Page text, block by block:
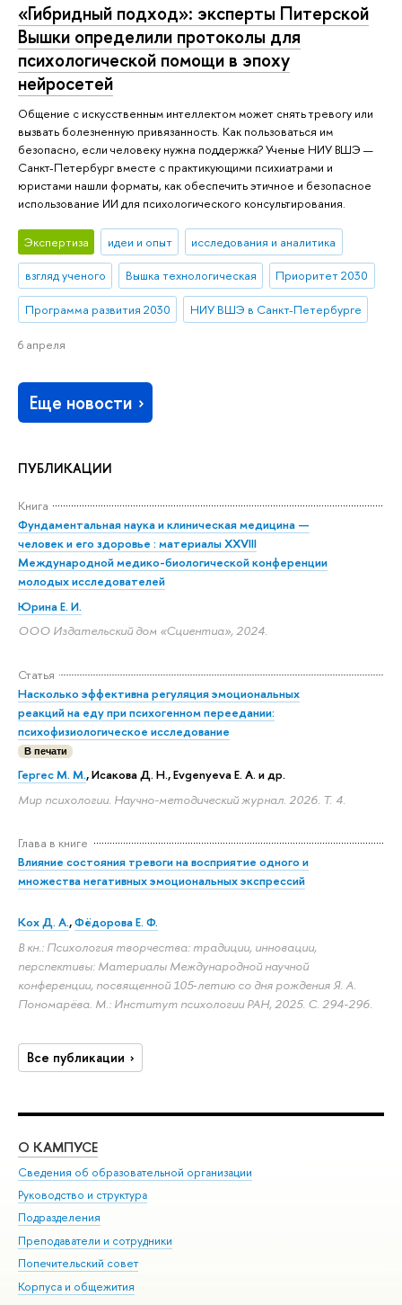
ПУБЛИКАЦИИ
Книга
Фундаментальная наука и клиническая медицина —
человек и его здоровье : материалы XXVIII
Международной медико-биологической конференции
молодых исследователей
Юрина Е. И.
ООО Издательский дом «Сциентиа», 2024.
Статья
Насколько эффективна регуляция эмоциональных
реакций на еду при психогенном переедании:
психофизиологическое исследование
В печати
Гергес М. М., Исакова Д. Н., Evgenyeva E. A. и др.
Мир психологии. Научно-методический журнал. 2026. Т. 4.
Глава в книге
Влияние состояния тревоги на восприятие одного и
множества негативных эмоциональных экспрессий
Кох Д. А.,Фёдорова Е. Ф.
В кн.: Психология творчества: традиции, инновации,
перспективы: Материалы Международной научной
конференции, посвященной 105‑летию со дня рождения Я. А.
Пономарёва. М.: Институт психологии РАН, 2025. С. 294-296.
Все публикации
«Гибридный подход»: эксперты Питерской
Вышки определили протоколы для
психологической помощи в эпоху
нейросетей
Общение с искусственным интеллектом может снять тревогу или
вызвать болезненную привязанность. Как пользоваться им
безопасно, если человеку нужна поддержка? Ученые НИУ ВШЭ —
Санкт-Петербург вместе с практикующими психиатрами и
юристами нашли форматы, как обеспечить этичное и безопасное
использование ИИ для психологического консультирования.
Экспертиза идеи и опыт исследования и аналитика
взгляд ученого Вышка технологическая Приоритет 2030
Программа развития 2030 НИУ ВШЭ в Санкт-Петербурге
6 апреля
Еще новости
О КАМПУСЕ
Сведения об образовательной организации
Руководство и структура
Подразделения
Преподаватели и сотрудники
Попечительский совет
Корпуса и общежития